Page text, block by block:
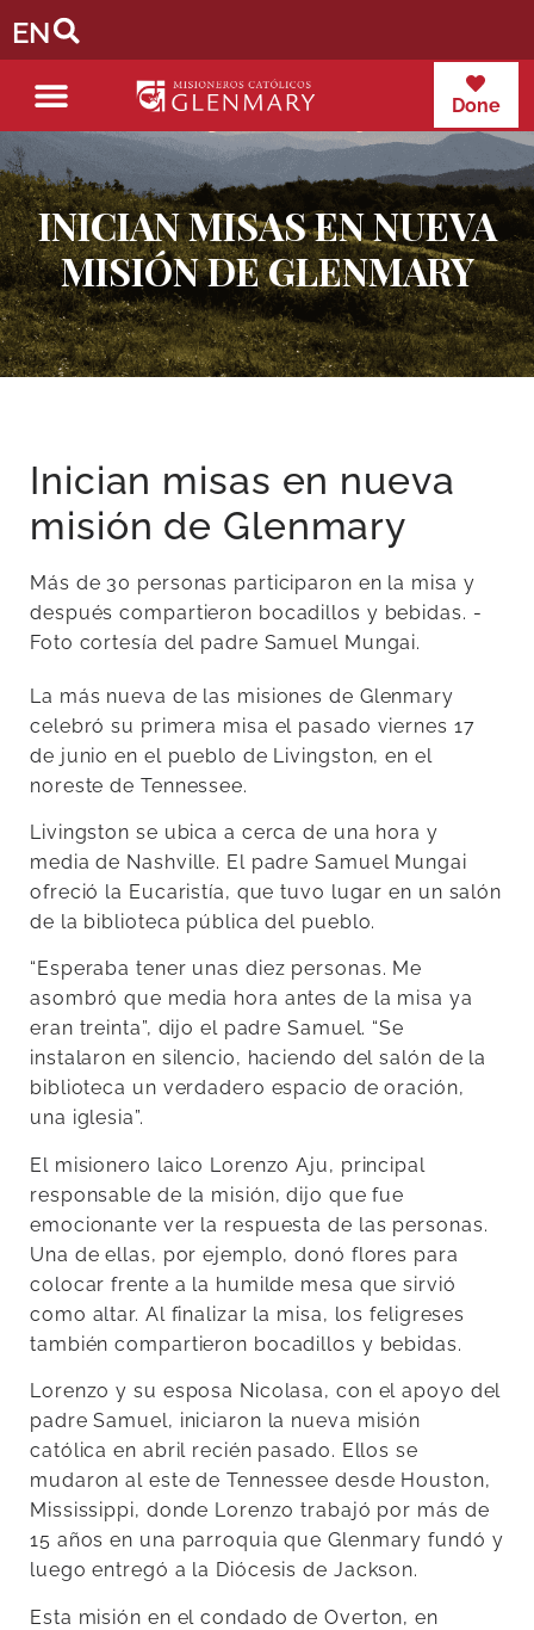
EN
Done
INICIAN MISAS EN NUEVA
MISIÓN DE GLENMARY
Inician misas en nueva
misión de Glenmary
Más de 30 personas participaron en la misa y
después compartieron bocadillos y bebidas. -
Foto cortesía del padre Samuel Mungai.
La más nueva de las misiones de Glenmary
celebró su primera misa el pasado viernes 17
de junio en el pueblo de Livingston, en el
noreste de Tennessee.
Livingston se ubica a cerca de una hora y
media de Nashville. El padre Samuel Mungai
ofreció la Eucaristía, que tuvo lugar en un salón
de la biblioteca pública del pueblo.
“Esperaba tener unas diez personas. Me
asombró que media hora antes de la misa ya
eran treinta”, dijo el padre Samuel. “Se
instalaron en silencio, haciendo del salón de la
biblioteca un verdadero espacio de oración,
una iglesia”.
El misionero laico Lorenzo Aju, principal
responsable de la misión, dijo que fue
emocionante ver la respuesta de las personas.
Una de ellas, por ejemplo, donó flores para
colocar frente a la humilde mesa que sirvió
como altar. Al finalizar la misa, los feligreses
también compartieron bocadillos y bebidas.
Lorenzo y su esposa Nicolasa, con el apoyo del
padre Samuel, iniciaron la nueva misión
católica en abril recién pasado. Ellos se
mudaron al este de Tennessee desde Houston,
Mississippi, donde Lorenzo trabajó por más de
15 años en una parroquia que Glenmary fundó y
luego entregó a la Diócesis de Jackson.
Esta misión en el condado de Overton, en